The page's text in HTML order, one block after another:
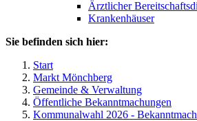
Ärztlicher
Krankenhäuser
Sie befinden sich hier:
Start
Markt Mönchberg
Gemeinde & Verwaltung
Öffentliche Bekanntmachungen
Kommunalwahl 2026 -